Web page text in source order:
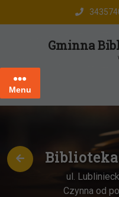
Gminna
Menu
ul.
Czynna od